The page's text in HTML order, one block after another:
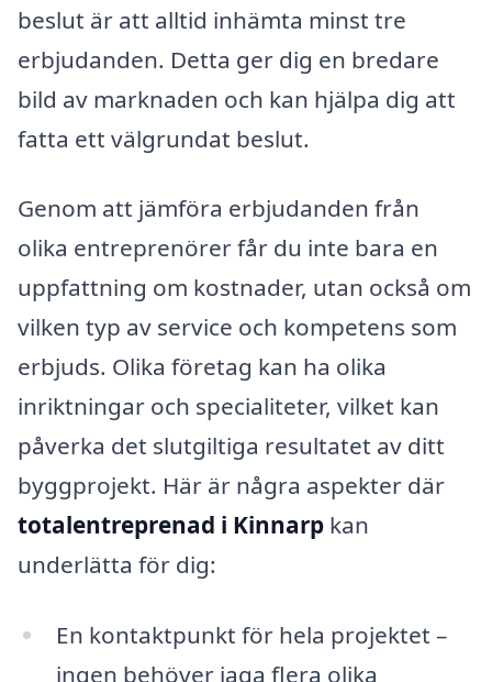
beslut är att alltid inhämta minst tre
erbjudanden. Detta ger dig en bredare
bild av marknaden och kan hjälpa dig att
fatta ett välgrundat beslut.
Genom att jämföra erbjudanden från
olika entreprenörer får du inte bara en
uppfattning om kostnader, utan också om
vilken typ av service och kompetens som
erbjuds. Olika företag kan ha olika
inriktningar och specialiteter, vilket kan
påverka det slutgiltiga resultatet av ditt
byggprojekt. Här är några aspekter där
totalentreprenad i Kinnarp kan
underlätta för dig:
En kontaktpunkt för hela projektet –
ingen behöver jaga flera olika